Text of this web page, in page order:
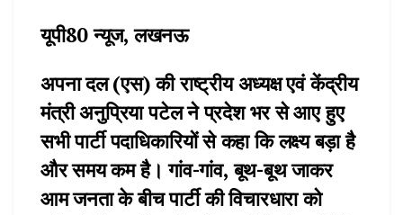
यूपी80 न्यूज, लखनऊ
अपना दल (एस) की राष्ट्रीय अध्यक्ष एवं केंद्रीय
मंत्री अनुप्रिया पटेल ने प्रदेश भर से आए हुए
सभी पार्टी पदाधिकारियों से कहा कि लक्ष्य बड़ा है
और समय कम है। गांव-गांव, बूथ-बूथ जाकर
आम जनता के बीच पार्टी की विचारधारा को